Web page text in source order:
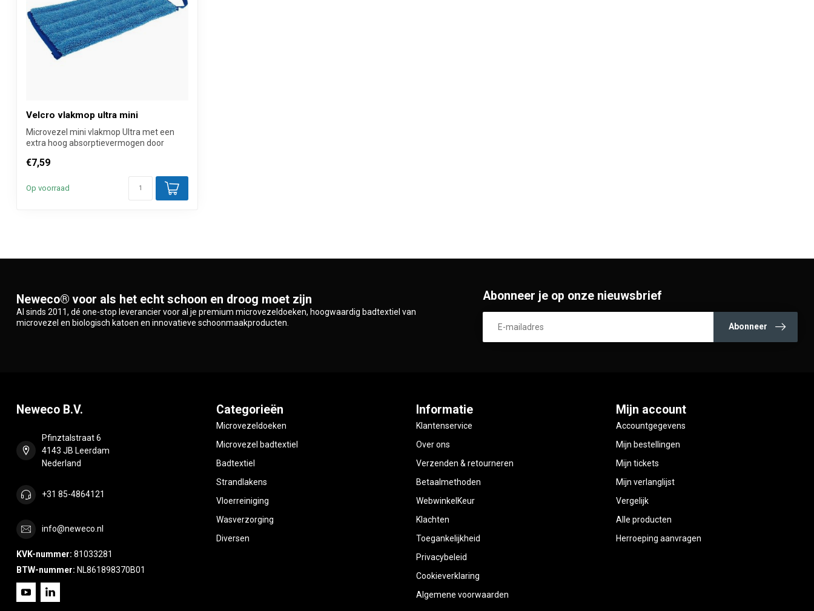
Velcro vlakmop ultra mini
Microvezel mini vlakmop Ultra met een
extra hoog absorptievermogen door
€7,59
Op voorraad
Neweco® voor als het echt schoon en droog moet zijn
Al sinds 2011, dé one-stop leverancier voor al je premium microvezeldoeken, hoogwaardig badtextiel van
microvezel en biologisch katoen en innovatieve schoonmaakproducten.
Abonneer je op onze nieuwsbrief
Abonneer
Neweco B.V.
Pfinztalstraat 6
4143 JB Leerdam
Nederland
+31 85-4864121
info@neweco.nl
KVK-nummer: 81033281
BTW-nummer: NL861898370B01
Categorieën
Microvezeldoeken
Microvezel badtextiel
Badtextiel
Strandlakens
Vloerreiniging
Wasverzorging
Diversen
Informatie
Klantenservice
Over ons
Verzenden & retourneren
Betaalmethoden
WebwinkelKeur
Klachten
Toegankelijkheid
Privacybeleid
Cookieverklaring
Algemene voorwaarden
Mijn account
Accountgegevens
Mijn bestellingen
Mijn tickets
Mijn verlanglijst
Vergelijk
Alle producten
Herroeping aanvragen